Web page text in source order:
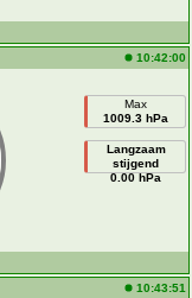
10:42:00
Max
1009.3 hPa
Langzaam
stijgend
0.00 hPa
10:43:51